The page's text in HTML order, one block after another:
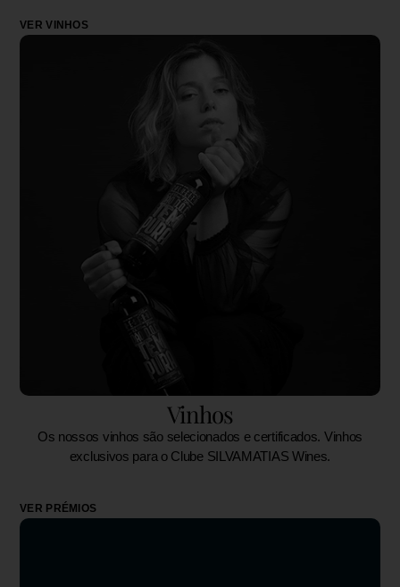
VER VINHOS
Vinhos
Os nossos vinhos são selecionados e certificados. Vinhos
exclusivos para o Clube SILVAMATIAS Wines.
VER PRÉMIOS